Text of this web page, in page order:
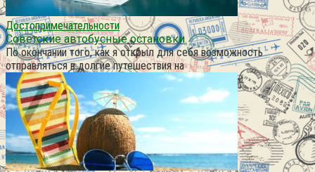
Достопримечательности
Советские автобусные остановки
По окончании того, как я открыл для себя возможность
отправляться в долгие путешествия на